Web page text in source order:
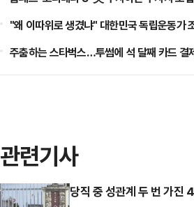
"왜 이따위로 생겼냐" 대한민국 독립운동가
주춤하는 스타벅스…투썸에 석 달째 카드 결
관련기사
당직 중 성관계 두 번 가진